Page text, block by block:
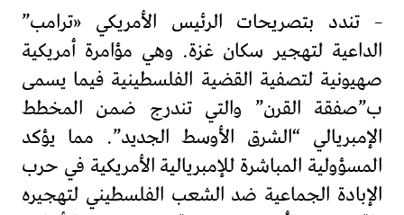
– تندد بتصريحات الرئيس الأمريكي «ترامب”
الداعية لتهجير سكان غزة. وهي مؤامرة أمريكية
صهيونية لتصفية القضية الفلسطينية فيما يسمى
ب”صفقة القرن” والتي تندرج ضمن المخطط
الإمبريالي “الشرق الأوسط الجديد”. مما يؤكد
المسؤولية المباشرة للإمبريالية الأمريكية في حرب
الإبادة الجماعية ضد الشعب الفلسطيني لتهجيره